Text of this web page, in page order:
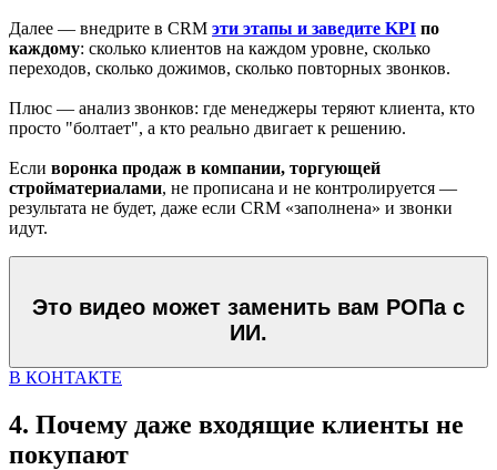
Далее — внедрите в CRM эти этапы и заведите KPI по
каждому: сколько клиентов на каждом уровне, сколько
переходов, сколько дожимов, сколько повторных звонков.
Плюс — анализ звонков: где менеджеры теряют клиента, кто
просто "болтает", а кто реально двигает к решению.
Если воронка продаж в компании, торгующей
стройматериалами, не прописана и не контролируется —
результата не будет, даже если CRM «заполнена» и звонки
идут.
Это видео может заменить вам РОПа с
ИИ.
В КОНТАКТЕ
4. Почему даже входящие клиенты не
покупают